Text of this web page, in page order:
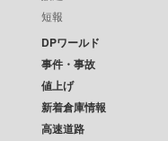
短報
DPワールド
事件・事故
値上げ
新着倉庫情報
高速道路